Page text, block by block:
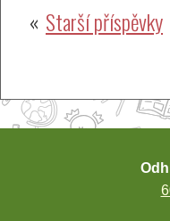
Navigace
příspěvky
Starší příspěvky